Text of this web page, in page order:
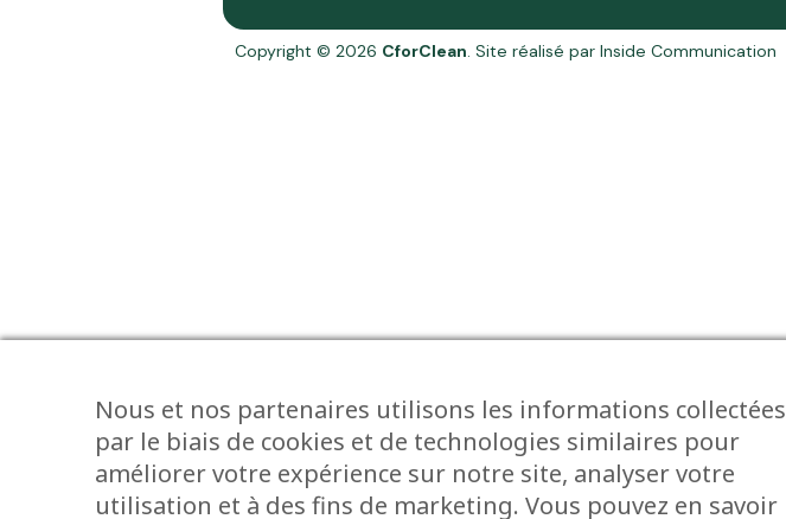
Copyright © 2026 CforClean. Site réalisé parInside Communication
Nous et nos partenaires utilisons les informations collectées
par le biais de cookies et de technologies similaires pour
améliorer votre expérience sur notre site, analyser votre
utilisation et à des fins de marketing. Vous pouvez en savoir